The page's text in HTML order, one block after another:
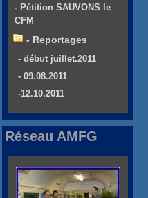
- Pétition SAUVONS le
CFM
- Reportages
- début juillet.2011
- 09.08.2011
-12.10.2011
Réseau AMFG